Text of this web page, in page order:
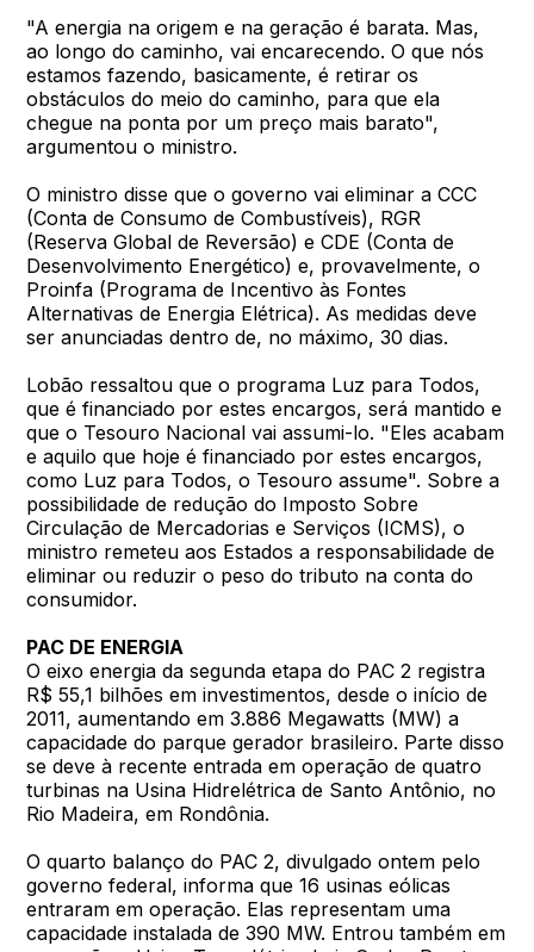
"A energia na origem e na geração é barata. Mas,
ao longo do caminho, vai encarecendo. O que nós
estamos fazendo, basicamente, é retirar os
obstáculos do meio do caminho, para que ela
chegue na ponta por um preço mais barato",
argumentou o ministro.
O ministro disse que o governo vai eliminar a CCC
(Conta de Consumo de Combustíveis), RGR
(Reserva Global de Reversão) e CDE (Conta de
Desenvolvimento Energético) e, provavelmente, o
Proinfa (Programa de Incentivo às Fontes
Alternativas de Energia Elétrica). As medidas deve
ser anunciadas dentro de, no máximo, 30 dias.
Lobão ressaltou que o programa Luz para Todos,
que é financiado por estes encargos, será mantido e
que o Tesouro Nacional vai assumi-lo. "Eles acabam
e aquilo que hoje é financiado por estes encargos,
como Luz para Todos, o Tesouro assume". Sobre a
possibilidade de redução do Imposto Sobre
Circulação de Mercadorias e Serviços (ICMS), o
ministro remeteu aos Estados a responsabilidade de
eliminar ou reduzir o peso do tributo na conta do
consumidor.
PAC DE ENERGIA
O eixo energia da segunda etapa do PAC 2 registra
R$ 55,1 bilhões em investimentos, desde o início de
2011, aumentando em 3.886 Megawatts (MW) a
capacidade do parque gerador brasileiro. Parte disso
se deve à recente entrada em operação de quatro
turbinas na Usina Hidrelétrica de Santo Antônio, no
Rio Madeira, em Rondônia.
O quarto balanço do PAC 2, divulgado ontem pelo
governo federal, informa que 16 usinas eólicas
entraram em operação. Elas representam uma
capacidade instalada de 390 MW. Entrou também em